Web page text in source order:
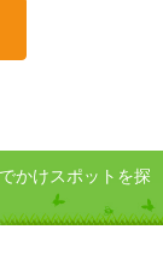
かけスポットを探